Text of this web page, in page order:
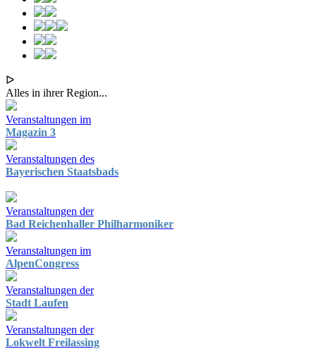
ᐅ
Alles in ihrer Region...
Veranstaltungen im
Magazin 3
Veranstaltungen des
Bayerischen Staatsbads
Veranstaltungen der
Bad Reichenhaller Philharmoniker
Veranstaltungen im
AlpenCongress
Veranstaltungen der
Stadt Laufen
Veranstaltungen der
Lokwelt Freilassing